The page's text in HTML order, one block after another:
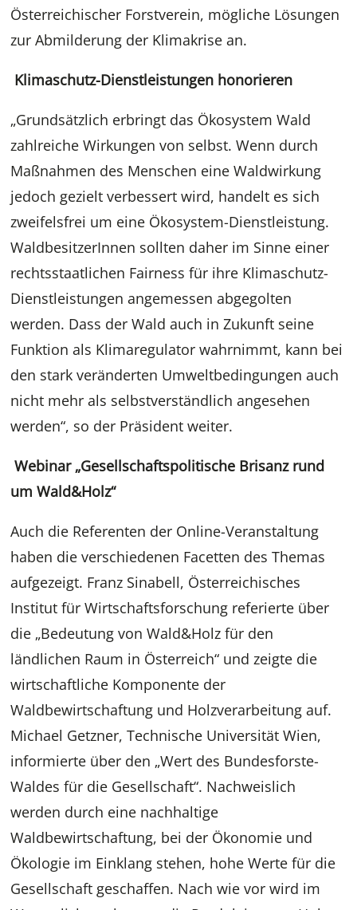
Österreichischer Forstverein, mögliche Lösungen
zur Abmilderung der Klimakrise an.
Klimaschutz-Dienstleistungen honorieren
„Grundsätzlich erbringt das Ökosystem Wald
zahlreiche Wirkungen von selbst. Wenn durch
Maßnahmen des Menschen eine Waldwirkung
jedoch gezielt verbessert wird, handelt es sich
zweifelsfrei um eine Ökosystem-Dienstleistung.
WaldbesitzerInnen sollten daher im Sinne einer
rechtsstaatlichen Fairness für ihre Klimaschutz-
Dienstleistungen angemessen abgegolten
werden. Dass der Wald auch in Zukunft seine
Funktion als Klimaregulator wahrnimmt, kann bei
den stark veränderten Umweltbedingungen auch
nicht mehr als selbstverständlich angesehen
werden“, so der Präsident weiter.
Webinar „Gesellschaftspolitische Brisanz rund
um Wald&Holz“
Auch die Referenten der Online-Veranstaltung
haben die verschiedenen Facetten des Themas
aufgezeigt. Franz Sinabell, Österreichisches
Institut für Wirtschaftsforschung referierte über
die „Bedeutung von Wald&Holz für den
ländlichen Raum in Österreich“ und zeigte die
wirtschaftliche Komponente der
Waldbewirtschaftung und Holzverarbeitung auf.
Michael Getzner, Technische Universität Wien,
informierte über den „Wert des Bundesforste-
Waldes für die Gesellschaft“. Nachweislich
werden durch eine nachhaltige
Waldbewirtschaftung, bei der Ökonomie und
Ökologie im Einklang stehen, hohe Werte für die
Gesellschaft geschaffen. Nach wie vor wird im